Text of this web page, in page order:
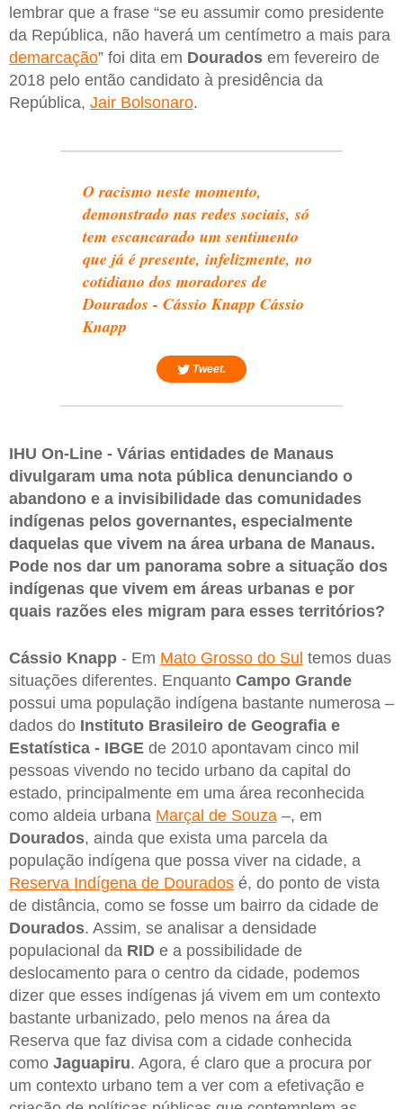
lembrar que a frase “se eu assumir como presidente
da República, não haverá um centímetro a mais para
demarcação” foi dita em Dourados em fevereiro de
2018 pelo então candidato à presidência da
República, Jair Bolsonaro.
O racismo neste momento,
demonstrado nas redes sociais, só
tem escancarado um sentimento
que já é presente, infelizmente, no
cotidiano dos moradores de
Dourados - Cássio Knapp Cássio
Knapp
Tweet.
IHU On-Line - Várias entidades de Manaus
divulgaram uma nota pública denunciando o
abandono e a invisibilidade das comunidades
indígenas pelos governantes, especialmente
daquelas que vivem na área urbana de Manaus.
Pode nos dar um panorama sobre a situação dos
indígenas que vivem em áreas urbanas e por
quais razões eles migram para esses territórios?
Cássio Knapp - Em Mato Grosso do Sul temos duas
situações diferentes. Enquanto Campo Grande
possui uma população indígena bastante numerosa –
dados do Instituto Brasileiro de Geografia e
Estatística - IBGE de 2010 apontavam cinco mil
pessoas vivendo no tecido urbano da capital do
estado, principalmente em uma área reconhecida
como aldeia urbana Marçal de Souza –, em
Dourados, ainda que exista uma parcela da
população indígena que possa viver na cidade, a
Reserva Indígena de Dourados é, do ponto de vista
de distância, como se fosse um bairro da cidade de
Dourados. Assim, se analisar a densidade
populacional da RID e a possibilidade de
deslocamento para o centro da cidade, podemos
dizer que esses indígenas já vivem em um contexto
bastante urbanizado, pelo menos na área da
Reserva que faz divisa com a cidade conhecida
como Jaguapiru. Agora, é claro que a procura por
um contexto urbano tem a ver com a efetivação e